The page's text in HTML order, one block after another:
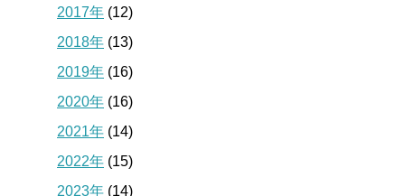
2017年 (12)
2018年 (13)
2019年 (16)
2020年 (16)
2021年 (14)
2022年 (15)
2023年 (14)